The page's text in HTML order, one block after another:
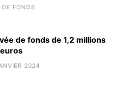
DE FONDS
de fonds de 1,2 millions
2024